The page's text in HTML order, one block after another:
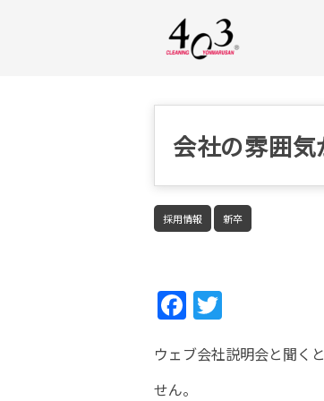
会社の雰囲
採用情報 新卒
Fac
ok
ウェブ会社説明会と聞く
せん。